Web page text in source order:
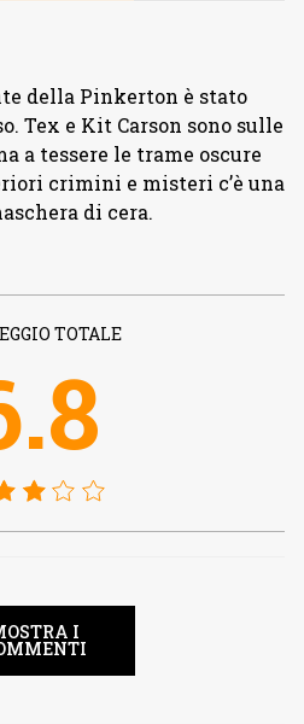
della Pinkerton è stato
Tex e Kit Carson sono sulle
a tessere le trame oscure
crimini e misteri c’è una
di cera.
TOTALE
I